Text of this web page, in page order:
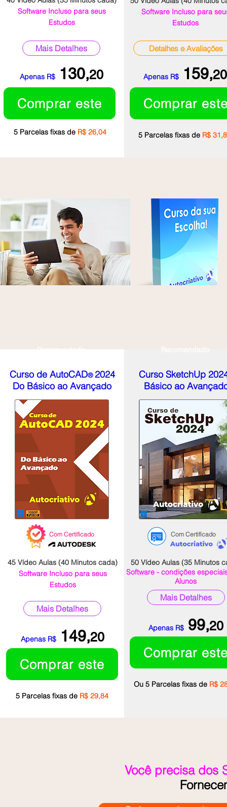
Software Incluso para seus
Estudos
Mais Detalhes
Apenas R$ 130,20
Comprar este
5 Parcelas fixas de R$ 26,04
Software Incluso para
Estudos
Detalhes e Avaliações
Apenas R$ 159,20
Comprar
5 Parcelas fixas de R$
Curso de AutoCAD®2024
Do Básico ao Avançado
Com Certificado
45 Vídeo Aulas (40 Minutos cada)
Software Incluso para seus
Estudos
Mais Detalhes
Apenas R$ 149,20
Comprar este
5 Parcelas fixas de R$ 29,84
Curso SketchUp
Básico ao
Com Certificado
50 Vídeo Aulas (35 Minutos
Software - condições
Alunos
Mais Detalhes
ApenasR$ 99,20
Comprar
Ou 5 Parcelas fixas de R$
Recomendado Recomendado
Você precisa dos